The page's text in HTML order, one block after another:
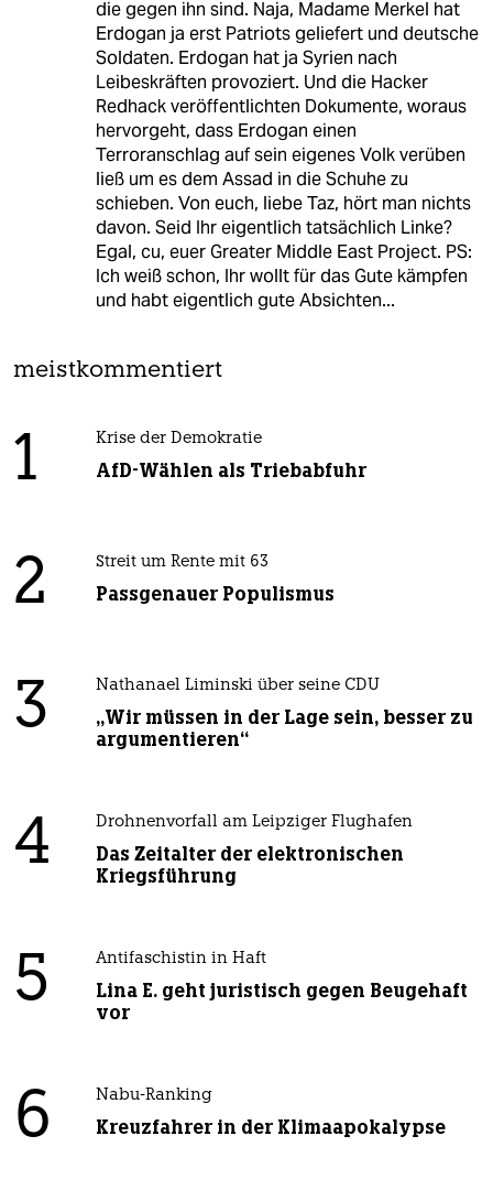
die gegen ihn sind. Naja, Madame Merkel hat
Erdogan ja erst Patriots geliefert und deutsche
Soldaten. Erdogan hat ja Syrien nach
Leibeskräften provoziert. Und die Hacker
Redhack veröffentlichten Dokumente, woraus
hervorgeht, dass Erdogan einen
Terroranschlag auf sein eigenes Volk verüben
ließ um es dem Assad in die Schuhe zu
schieben. Von euch, liebe Taz, hört man nichts
davon. Seid Ihr eigentlich tatsächlich Linke?
Egal, cu, euer Greater Middle East Project. PS:
Ich weiß schon, Ihr wollt für das Gute kämpfen
und habt eigentlich gute Absichten...
meistkommentiert
1 Krise der Demokratie
AfD-Wählen als Triebabfuhr
2 Streit um Rente mit 63
Passgenauer Populismus
3 Nathanael Liminski über seine CDU
„Wir müssen in der Lage sein, besser zu
argumentieren“
4 Drohnenvorfall am Leipziger Flughafen
Das Zeitalter der elektronischen
Kriegsführung
5 Antifaschistin in Haft
Lina E. geht juristisch gegen Beugehaft
vor
6 Nabu-Ranking
Kreuzfahrer in der Klimaapokalypse